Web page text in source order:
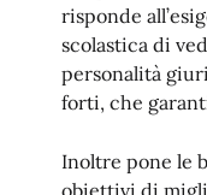
risponde
scolastica di
personalità
forti, che
Inoltre pone le
obiettivi di